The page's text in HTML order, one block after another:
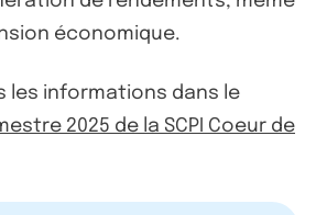
économique.
les informations dans le
2025 de la SCPI Coeur de